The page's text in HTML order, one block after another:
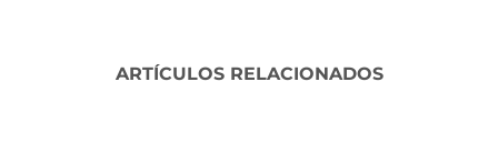
ARTÍCULOS RELACIONADOS